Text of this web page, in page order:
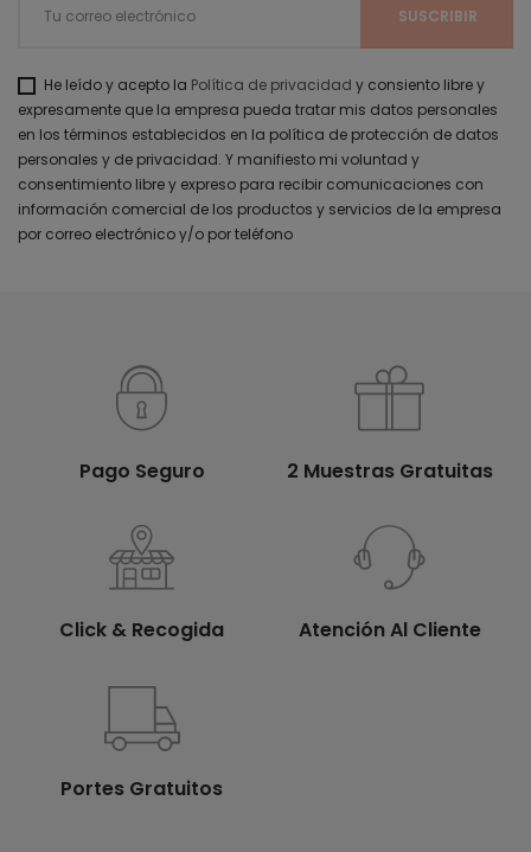
He leído y acepto la Política de privacidad y consiento libre y
expresamente que la empresa pueda tratar mis datos personales
en los términos establecidos en la política de protección de datos
personales y de privacidad. Y manifiesto mi voluntad y
consentimiento libre y expreso para recibir comunicaciones con
información comercial de los productos y servicios de la empresa
por correo electrónico y/o por teléfono
Pago Seguro 2 Muestras Gratuitas
Click & Recogida Atención Al Cliente
Portes Gratuitos